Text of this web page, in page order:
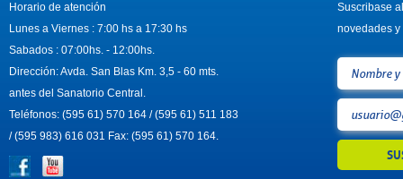
Horario de atención
Lunes a Viernes : 7:00 hs a 17:30 hs
Sabados : 07:00hs. - 12:00hs.
Dirección: Avda. San Blas Km. 3,5 - 60 mts.
antes del Sanatorio Central.
Teléfonos: (595 61) 570 164 / (595 61) 511 183
/ (595 983) 616 031 Fax: (595 61) 570 164.
Suscribase
novedades